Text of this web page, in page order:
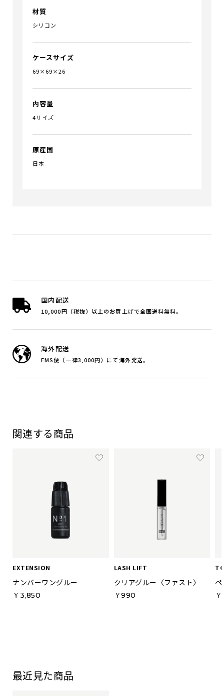
材質
シリコン
ケースサイズ
69×69×26
内容量
4サイズ
原産国
日本
国内配送
10,000円（税抜）以上のお買上げで全国送料無料。
海外配送
EMS便（一律3,000円）にて海外発送。
関連する商品
EXTENSION
ナンバーワングルー
￥3,850
LASH LIFT
クリアグルー〈ファスト〉
￥990
最近見た商品